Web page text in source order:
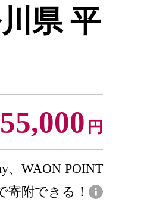
県 平
55,000 円
、WAON POINT
寄附できる！